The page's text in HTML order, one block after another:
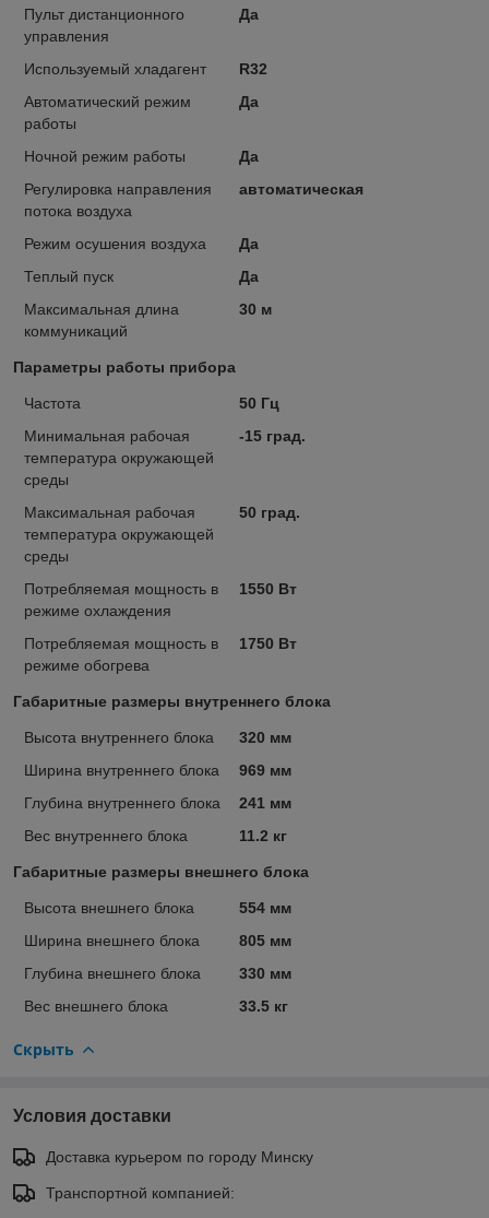
Пульт дистанционного
управления
Да
Используемый хладагент
R32
Автоматический режим
работы
Да
Ночной режим работы
Да
Регулировка направления
потока воздуха
автоматическая
Режим осушения воздуха
Да
Теплый пуск
Да
Максимальная длина
коммуникаций
30 м
Параметры работы прибора
Частота
50 Гц
Минимальная рабочая
температура окружающей
среды
-15 град.
Максимальная рабочая
температура окружающей
среды
50 град.
Потребляемая мощность в
режиме охлаждения
1550 Вт
Потребляемая мощность в
режиме обогрева
1750 Вт
Габаритные размеры внутреннего блока
Высота внутреннего блока
320 мм
Ширина внутреннего блока
969 мм
Глубина внутреннего блока
241 мм
Вес внутреннего блока
11.2 кг
Габаритные размеры внешнего блока
Высота внешнего блока
554 мм
Ширина внешнего блока
805 мм
Глубина внешнего блока
330 мм
Вес внешнего блока
33.5 кг
Скрыть
Условия доставки
Доставка курьером по городу Минску
Транспортной компанией: